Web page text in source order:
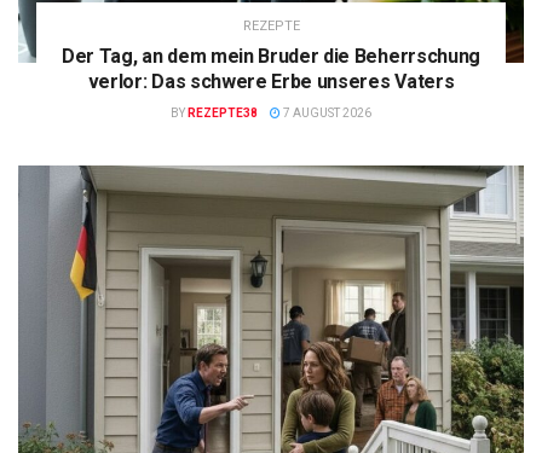
REZEPTE
Der Tag, an dem mein Bruder die Beherrschung
verlor: Das schwere Erbe unseres Vaters
BY REZEPTE38 7 AUGUST 2026